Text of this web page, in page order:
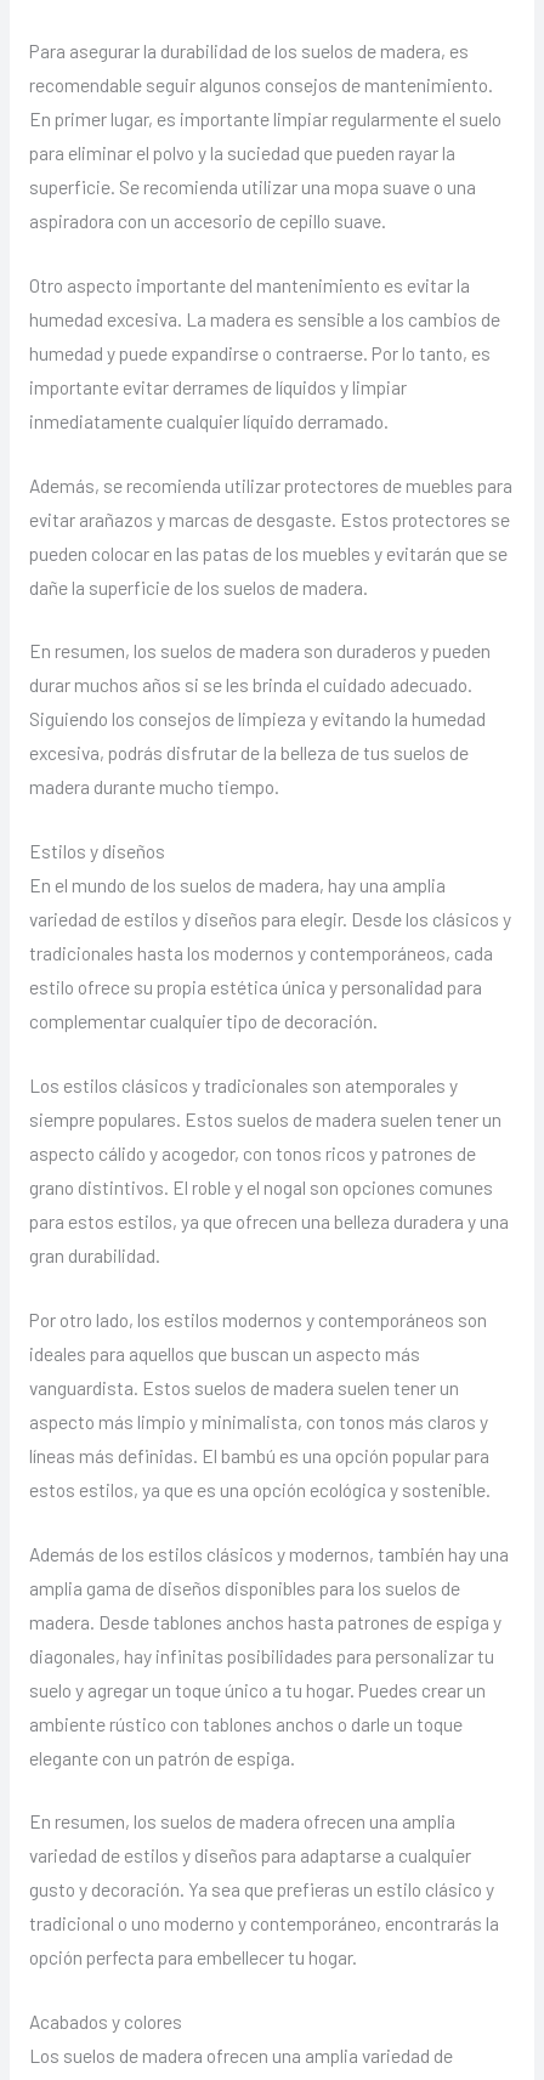
Para asegurar la durabilidad de los suelos de madera, es
recomendable seguir algunos consejos de mantenimiento.
En primer lugar, es importante limpiar regularmente el suelo
para eliminar el polvo y la suciedad que pueden rayar la
superficie. Se recomienda utilizar una mopa suave o una
aspiradora con un accesorio de cepillo suave.
Otro aspecto importante del mantenimiento es evitar la
humedad excesiva. La madera es sensible a los cambios de
humedad y puede expandirse o contraerse. Por lo tanto, es
importante evitar derrames de líquidos y limpiar
inmediatamente cualquier líquido derramado.
Además, se recomienda utilizar protectores de muebles para
evitar arañazos y marcas de desgaste. Estos protectores se
pueden colocar en las patas de los muebles y evitarán que se
dañe la superficie de los suelos de madera.
En resumen, los suelos de madera son duraderos y pueden
durar muchos años si se les brinda el cuidado adecuado.
Siguiendo los consejos de limpieza y evitando la humedad
excesiva, podrás disfrutar de la belleza de tus suelos de
madera durante mucho tiempo.
Estilos y diseños
En el mundo de los suelos de madera, hay una amplia
variedad de estilos y diseños para elegir. Desde los clásicos y
tradicionales hasta los modernos y contemporáneos, cada
estilo ofrece su propia estética única y personalidad para
complementar cualquier tipo de decoración.
Los estilos clásicos y tradicionales son atemporales y
siempre populares. Estos suelos de madera suelen tener un
aspecto cálido y acogedor, con tonos ricos y patrones de
grano distintivos. El roble y el nogal son opciones comunes
para estos estilos, ya que ofrecen una belleza duradera y una
gran durabilidad.
Por otro lado, los estilos modernos y contemporáneos son
ideales para aquellos que buscan un aspecto más
vanguardista. Estos suelos de madera suelen tener un
aspecto más limpio y minimalista, con tonos más claros y
líneas más definidas. El bambú es una opción popular para
estos estilos, ya que es una opción ecológica y sostenible.
Además de los estilos clásicos y modernos, también hay una
amplia gama de diseños disponibles para los suelos de
madera. Desde tablones anchos hasta patrones de espiga y
diagonales, hay infinitas posibilidades para personalizar tu
suelo y agregar un toque único a tu hogar. Puedes crear un
ambiente rústico con tablones anchos o darle un toque
elegante con un patrón de espiga.
En resumen, los suelos de madera ofrecen una amplia
variedad de estilos y diseños para adaptarse a cualquier
gusto y decoración. Ya sea que prefieras un estilo clásico y
tradicional o uno moderno y contemporáneo, encontrarás la
opción perfecta para embellecer tu hogar.
Acabados y colores
Los suelos de madera ofrecen una amplia variedad de